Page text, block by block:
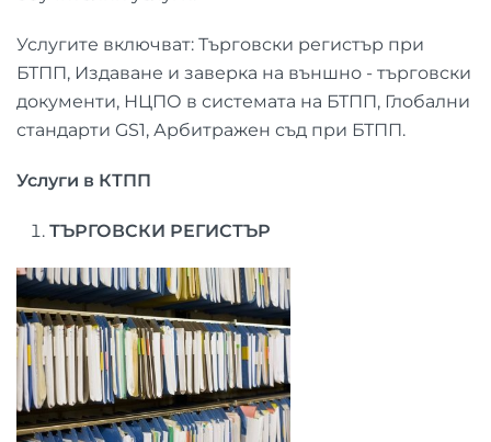
Услугите включват: Търговски регистър при
БТПП, Издаване и заверка на външно - търговски
документи, НЦПО в системата на БТПП, Глобални
стандарти GS1, Арбитражен съд при БТПП.
Услуги в КТПП
ТЪРГОВСКИ РЕГИСТЪР